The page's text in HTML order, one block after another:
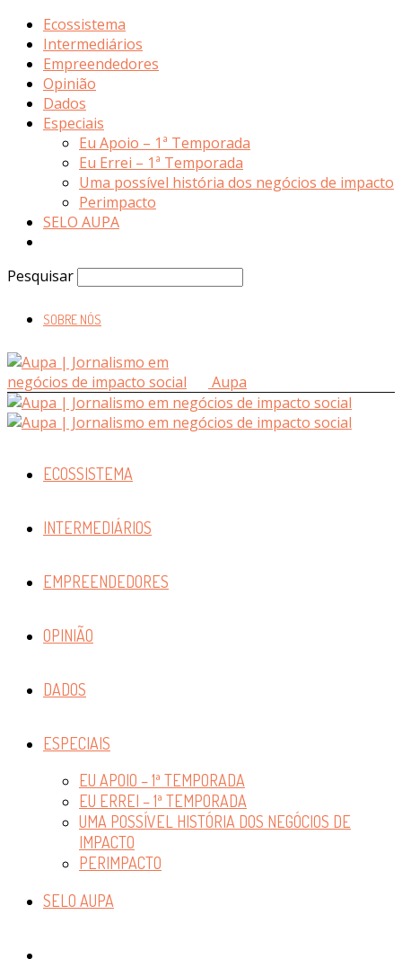
Ecossistema
Intermediários
Empreendedores
Opinião
Dados
Especiais
Eu Apoio – 1ª Temporada
Eu Errei – 1ª Temporada
Uma possível história dos negócios de impacto
Perimpacto
SELO AUPA
Pesquisar
SOBRE NÓS
Aupa
ECOSSISTEMA
INTERMEDIÁRIOS
EMPREENDEDORES
OPINIÃO
DADOS
ESPECIAIS
EU APOIO – 1ª TEMPORADA
EU ERREI – 1ª TEMPORADA
UMA POSSÍVEL HISTÓRIA DOS NEGÓCIOS DE
IMPACTO
PERIMPACTO
SELO AUPA